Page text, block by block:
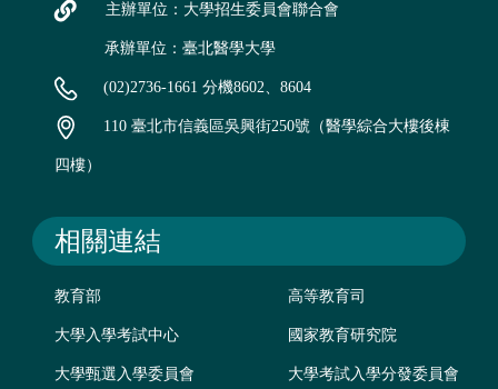
主辦單位：大學招生委員會聯合會
承辦單位：臺北醫學大學
(02)2736-1661 分機8602、8604
110 臺北市信義區吳興街250號（醫學綜合大樓後棟
四樓）
相關連結
教育部 高等教育司
大學入學考試中心 國家教育研究院
大學甄選入學委員會 大學考試入學分發委員會